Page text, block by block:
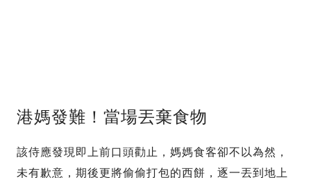
港媽發難！當場丟棄食物
該侍應發現即上前口頭勸止，媽媽食客卻不以為然，
未有歉意，期後更將偷偷打包的西餅，逐一丟到地上